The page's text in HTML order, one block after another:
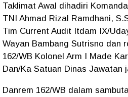
Taklimat Awal dihadiri
TNI Ahmad Rizal Ramdhani,
Tim Current Audit Itdam IX/
Wayan Bambang Sutrisno dan
162/WB Kolonel Arm I Made
Dan/Ka Satuan Dinas Jawatan
Danrem 162/WB dalam